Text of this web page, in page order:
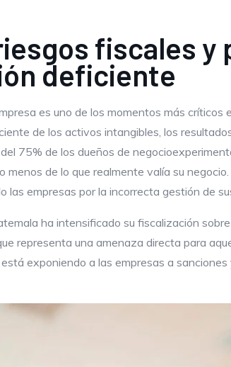
fiscales y
deficiente
es uno de los momentos más críticos
de los activos intangibles, los
75% de los dueños de
de lo que realmente valía su
empresas por la incorrecta gestión de
ha intensificado su fiscalización
representa una amenaza directa para
exponiendo a las empresas a